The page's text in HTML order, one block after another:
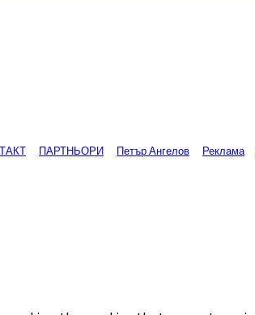
ПАРТНЬОРИ Петър Ангелов Реклама